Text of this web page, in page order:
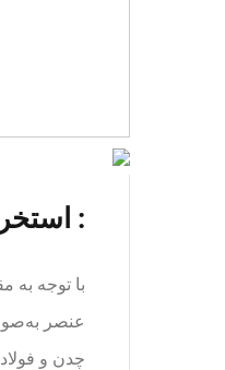
:
با توجه به
عنصر
چدن و